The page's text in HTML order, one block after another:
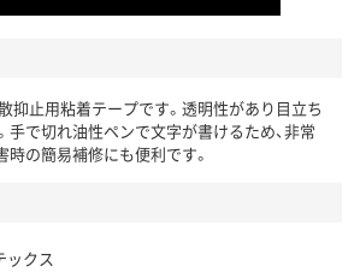
抑止用粘着テープです。透明性があり目立ち
手で切れ油性ペンで文字が書けるため、非常
時の簡易補修にも便利です。
ックス